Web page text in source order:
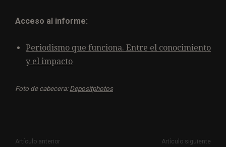
Acceso al informe:
Periodismo que funciona. Entre el conocimiento
y el impacto
Foto de cabecera: Depositphotos
Artículo anterior Artículo siguiente